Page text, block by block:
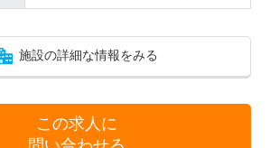
施設の詳細な情報をみる
この求人に